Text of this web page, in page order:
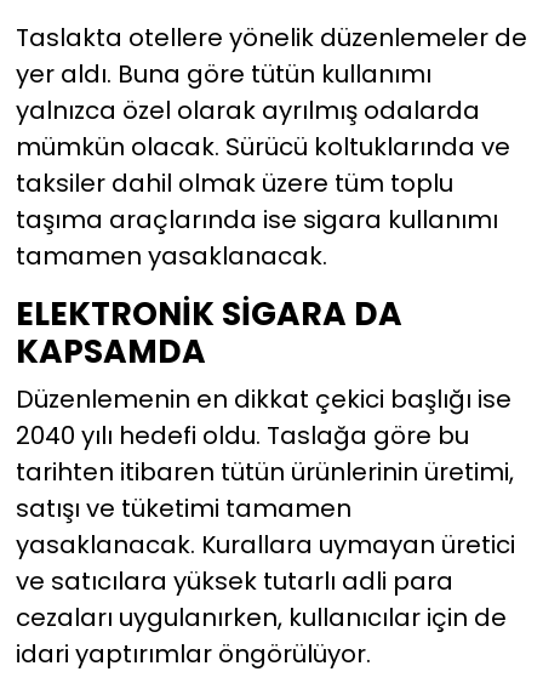
Taslakta otellere yönelik düzenlemeler de
yer aldı. Buna göre tütün kullanımı
yalnızca özel olarak ayrılmış odalarda
mümkün olacak. Sürücü koltuklarında ve
taksiler dahil olmak üzere tüm toplu
taşıma araçlarında ise sigara kullanımı
tamamen yasaklanacak.
ELEKTRONİK SİGARA DA
KAPSAMDA
Düzenlemenin en dikkat çekici başlığı ise
2040 yılı hedefi oldu. Taslağa göre bu
tarihten itibaren tütün ürünlerinin üretimi,
satışı ve tüketimi tamamen
yasaklanacak. Kurallara uymayan üretici
ve satıcılara yüksek tutarlı adli para
cezaları uygulanırken, kullanıcılar için de
idari yaptırımlar öngörülüyor.